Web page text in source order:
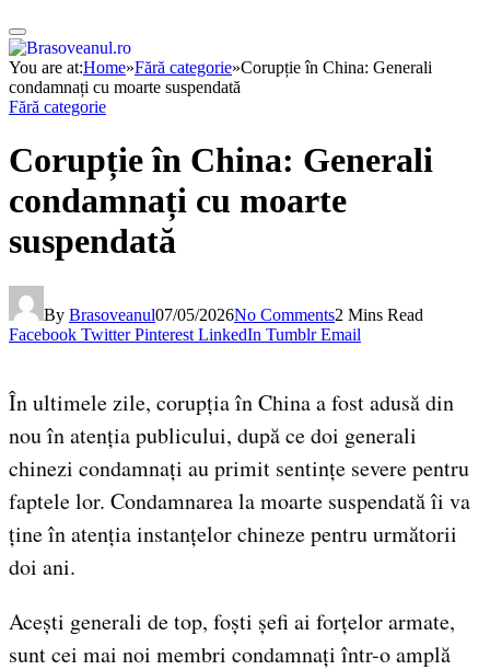
You are at:Home»Fără categorie»Corupție în China: Generali
condamnați cu moarte suspendată
Fără categorie
Corupție în China: Generali
condamnați cu moarte
suspendată
By Brasoveanul07/05/2026No Comments2 Mins Read
Facebook Twitter Pinterest LinkedIn Tumblr Email
În ultimele zile, corupția în China a fost adusă din
nou în atenția publicului, după ce doi generali
chinezi condamnați au primit sentințe severe pentru
faptele lor. Condamnarea la moarte suspendată îi va
ține în atenția instanțelor chineze pentru următorii
doi ani.
Acești generali de top, foști șefi ai forțelor armate,
sunt cei mai noi membri condamnați într-o amplă